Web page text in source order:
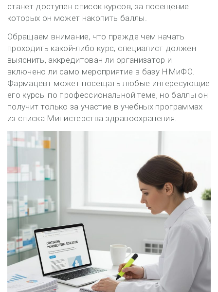
станет доступен список курсов, за посещение
которых он может накопить баллы.
Обращаем внимание, что прежде чем начать
проходить какой-либо курс, специалист должен
выяснить, аккредитован ли организатор и
включено ли само мероприятие в базу НМиФО.
Фармацевт может посещать любые интересующие
его курсы по профессиональной теме, но баллы он
получит только за участие в учебных программах
из списка Министерства здравоохранения.